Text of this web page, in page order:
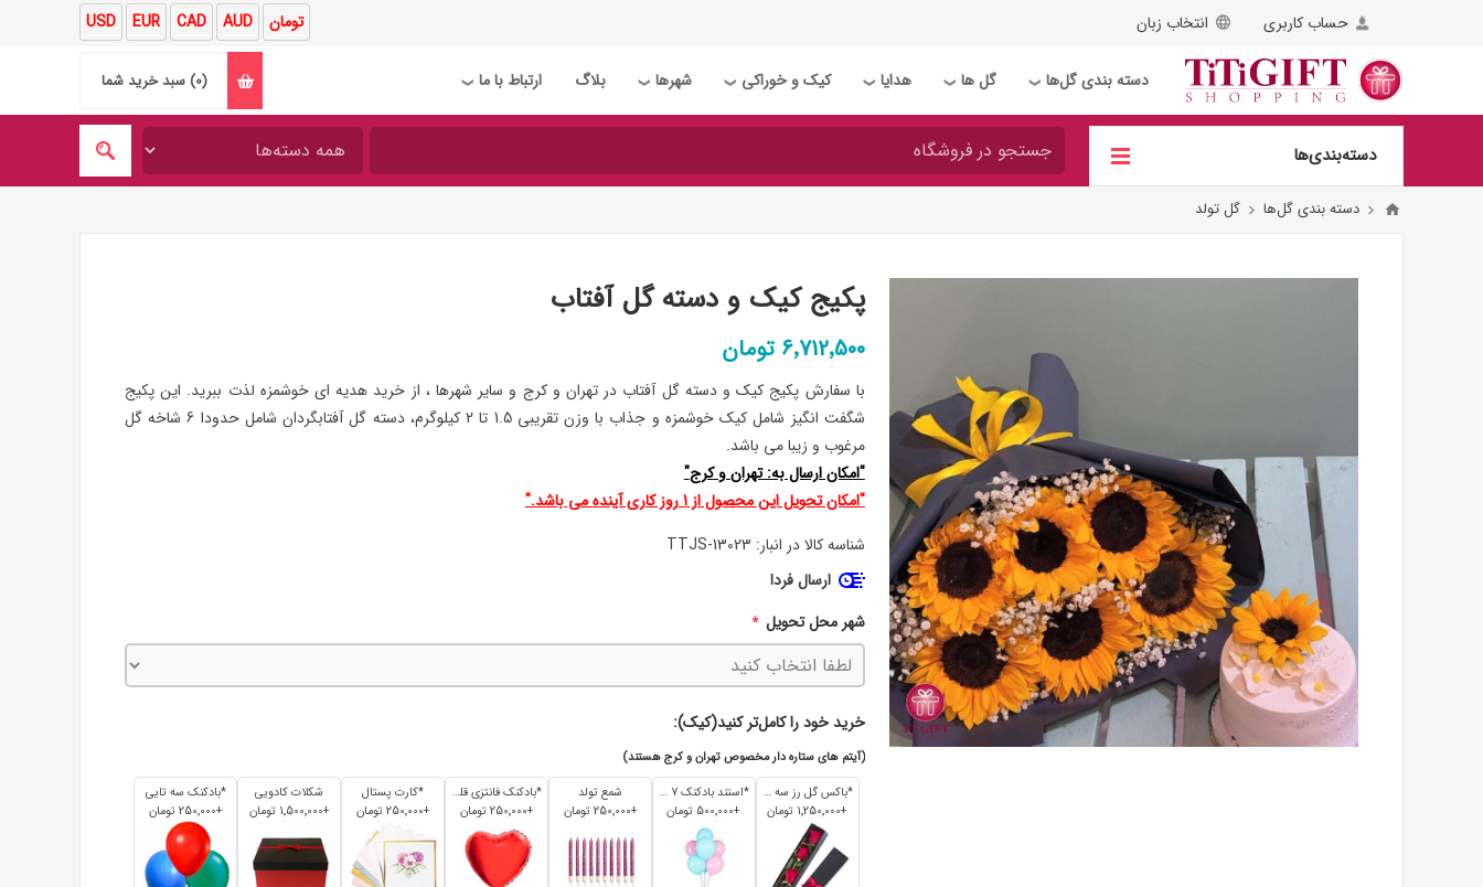
حساب کاربری انتخاب زبان USD EUR CAD AUD تومان
دسته بندی گل‌ها ❯ گل ها ❯ هدایا ❯ کیک و خوراکی ❯ شهرها ❯ بلاگ ارتباط با ما ❯
(0) سبد خرید شما
دسته‌بندی‌ها
دسته بندی گل‌ها گل تولد
پکیج کیک و دسته گل آفتاب
6٬712٬500 تومان
با سفارش پکیج کیک و دسته گل آفتاب در تهران و کرج و سایر شهرها ، از خرید هدیه ای خوشمزه لذت ببرید. این پکیج
شگفت انگیز شامل کیک خوشمزه و جذاب با وزن تقریبی 1.5 تا 2 کیلوگرم، دسته گل آفتابگردان شامل حدودا 6 شاخه گل
مرغوب و زیبا می باشد.
"امکان ارسال به:تهرانوکرج"
"امکان تحویل این محصول از 1 روز کاری آینده می باشد."
شناسه کالا در انبار: TTJS-13023
ارسال فردا
شهر محل تحویل *
خرید خود را کامل‌تر کنید(کیک):
(آیتم های ستاره دار مخصوص تهران و کرج هستند)
*باکس گل رز سه تایی
+1٬250٬000 تومان
*استند بادکنک 7 تایی
+500٬000 تومان
شمع تولد
+250٬000 تومان
*بادکنک فانتزی قلبی
+250٬000 تومان
*کارت پستال
+250٬000 تومان
شکلات کادویی
+1٬500٬000 تومان
*بادکنک سه تایی
+250٬000 تومان